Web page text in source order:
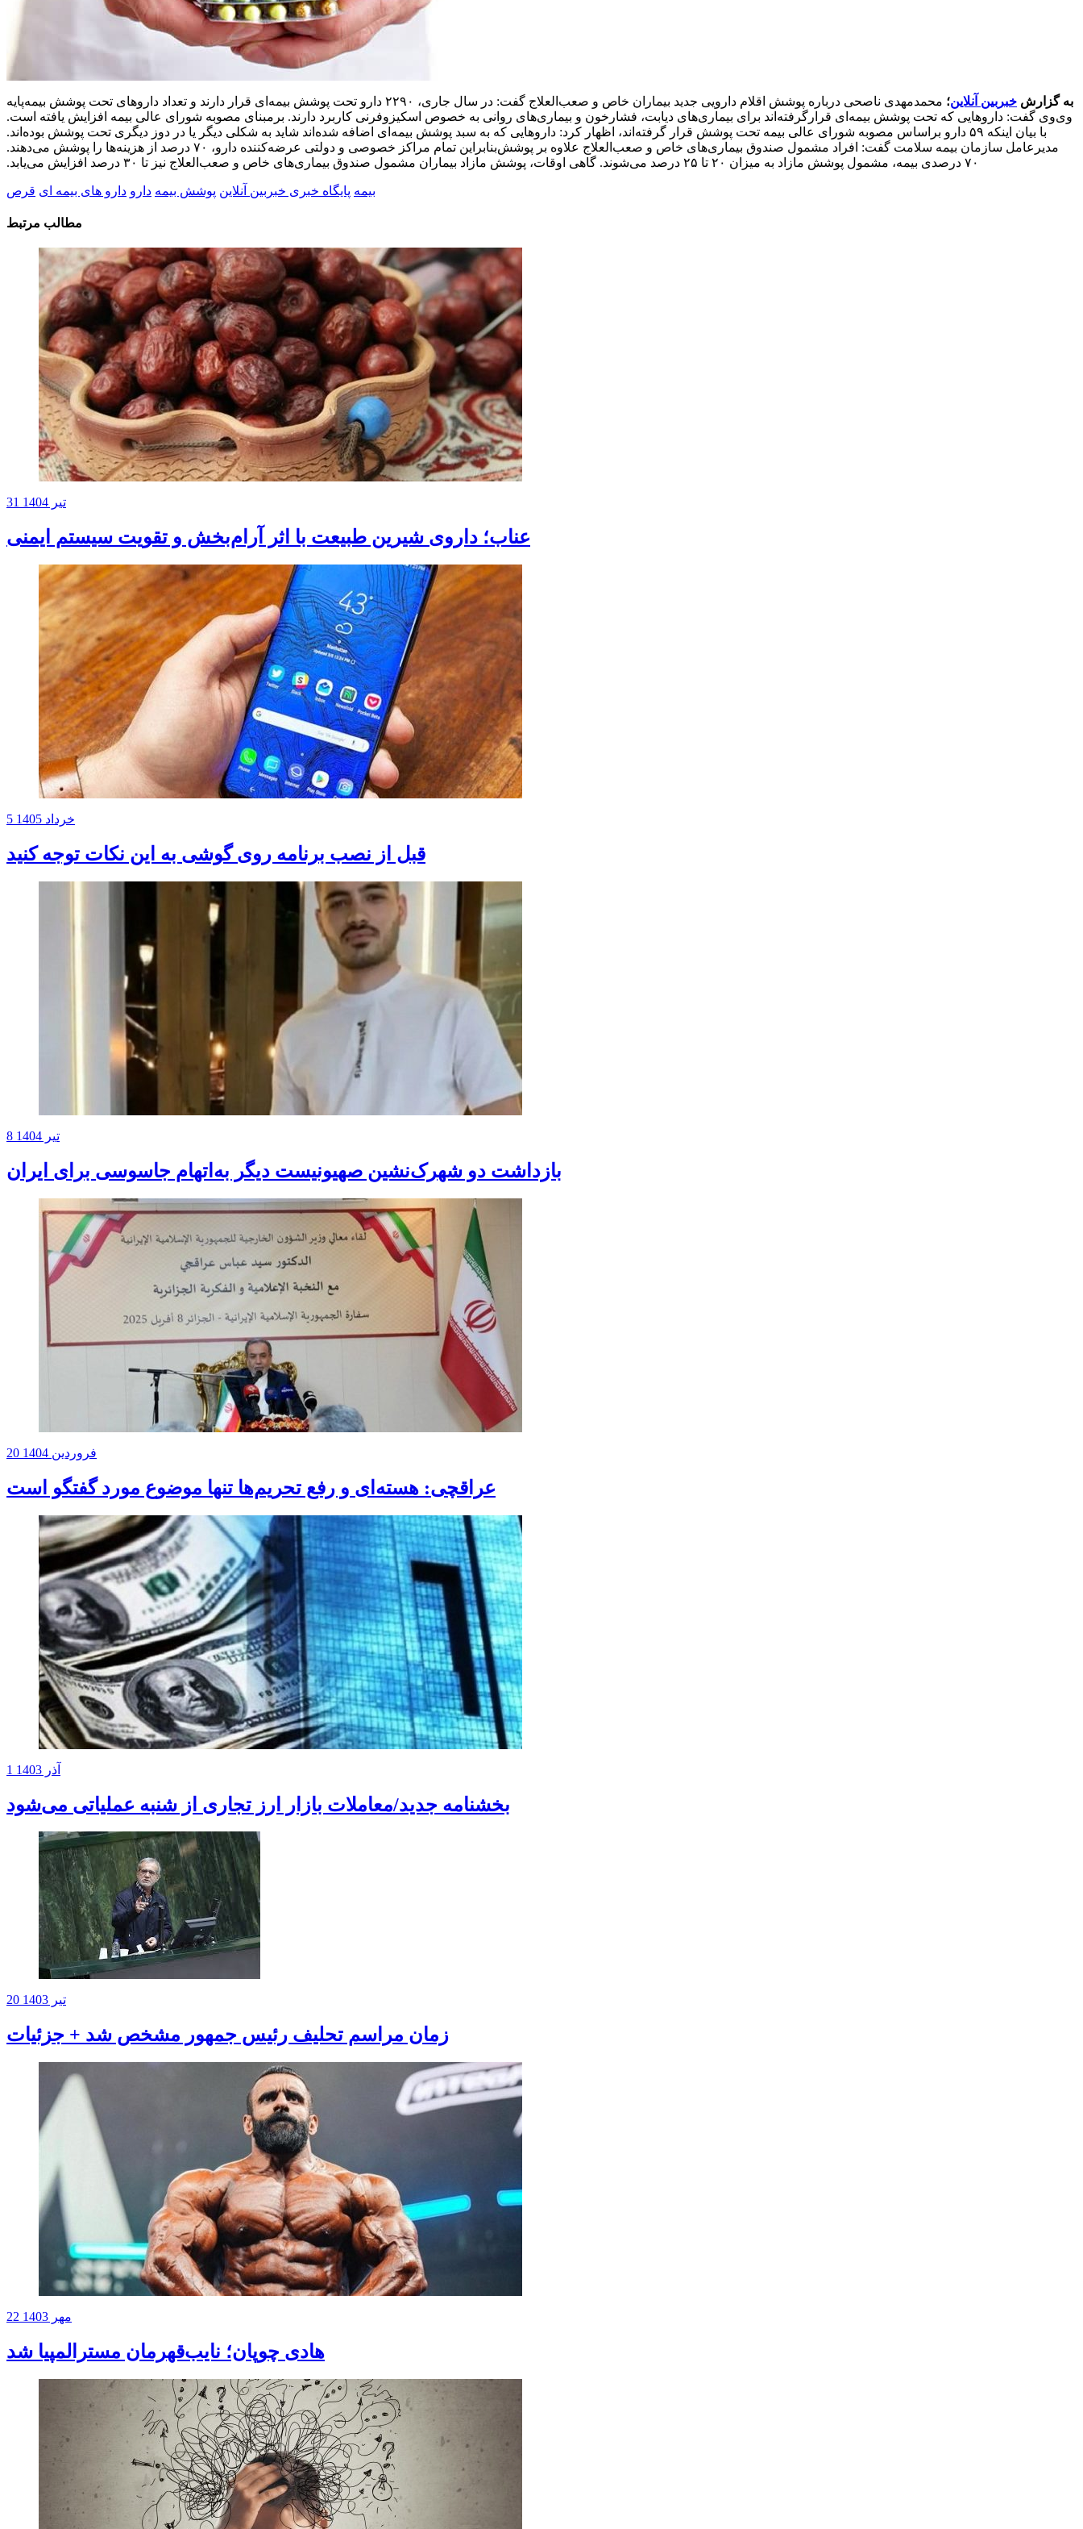
به گزارش خبربین آنلاین؛
محمدمهدی ناصحی درباره پوشش اقلام دارویی جدید بیماران خاص و صعب‌العلاج گفت: در سال جاری، ۲۲۹۰ دارو تحت پوشش بیمه‌ای قرار دارند و تعداد داروهای تحت پوشش بیمه‌پایه
برمبنای مصوبه شورای عالی بیمه افزایش یافته است. وی گفت: داروهایی که تحت پوشش بیمه‌ای قرارگرفته‌اند برای بیماری‌های دیابت، فشارخون و بیماری‌های روانی به خصوص اسکیزوفرنی کاربرد دارند.وی
با بیان اینکه ۵۹ دارو براساس مصوبه شورای عالی بیمه تحت پوشش قرار گرفته‌اند، اظهار کرد: داروهایی که به سبد پوشش بیمه‌ای اضافه شده‌اند شاید به شکلی دیگر یا در دوز دیگری تحت پوشش بوده‌اند.
بنابراین تمام مراکز خصوصی و دولتی عرضه‌کننده دارو، ۷۰ درصد از هزینه‌ها را پوشش می‌دهند.مدیرعامل سازمان بیمه سلامت گفت: افراد مشمول صندوق بیماری‌های خاص و صعب‌العلاج علاوه بر پوشش
۷۰ درصدی بیمه، مشمول پوشش مازاد به میزان ۲۰ تا ۲۵ درصد می‌شوند. گاهی اوقات، پوشش مازاد بیماران مشمول صندوق بیماری‌های خاص و صعب‌العلاج نیز تا ۳۰ درصد افزایش می‌یابد.
بیمه پایگاه خبری خبربین آنلاین پوشش بیمه دارو دارو های بیمه ای قرص
مطالب مرتبط
31 تیر 1404
عناب؛ داروی شیرین طبیعت با اثر آرام‌بخش و تقویت سیستم ایمنی
5 خرداد 1405
قبل از نصب برنامه روی گوشی به این نکات توجه کنید
8 تیر 1404
بازداشت دو شهرک‌نشین صهیونیست دیگر به‌اتهام جاسوسی برای ایران
20 فروردین 1404
عراقچی: هسته‌ای و رفع تحریم‌ها تنها موضوع مورد گفتگو است
1 آذر 1403
بخشنامه جدید/معاملات بازار ارز تجاری از شنبه عملیاتی می‌شود
20 تیر 1403
زمان مراسم تحلیف رئیس جمهور مشخص شد + جزئیات
22 مهر 1403
هادی چوپان؛ نایب‌قهرمان مسترالمپیا شد